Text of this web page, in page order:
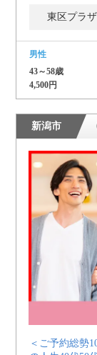
東区プラ
男性
43～58歳
4,500円
新潟市
＜ご予約総勢